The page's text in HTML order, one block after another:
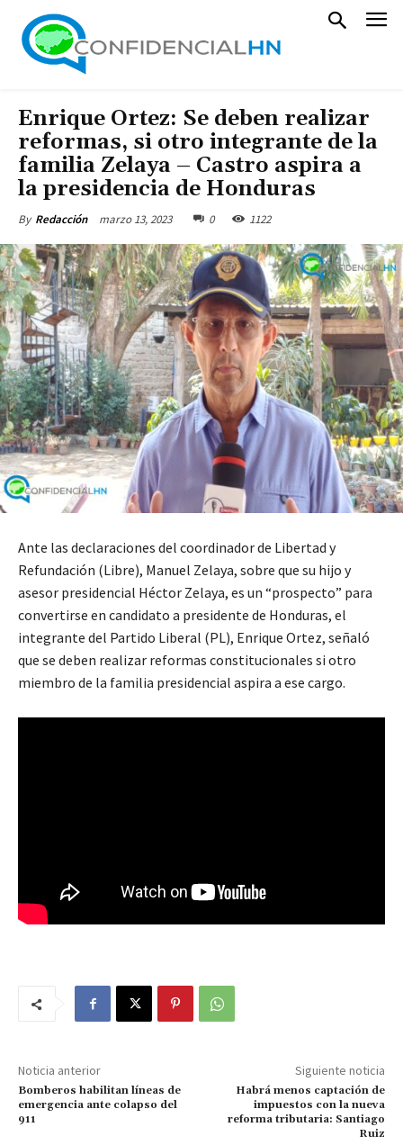
Enrique Ortez: Se deben realizar
reformas, si otro integrante de la
familia Zelaya – Castro aspira a
la presidencia de Honduras
By Redacción marzo 13, 2023 0 1122
Ante las declaraciones del coordinador de Libertad y
Refundación (Libre), Manuel Zelaya, sobre que su hijo y
asesor presidencial Héctor Zelaya, es un “prospecto” para
convertirse en candidato a presidente de Honduras, el
integrante del Partido Liberal (PL), Enrique Ortez, señaló
que se deben realizar reformas constitucionales si otro
miembro de la familia presidencial aspira a ese cargo.
Noticia anterior
Bomberos habilitan líneas de
emergencia ante colapso del
911
Siguiente noticia
Habrá menos captación de
impuestos con la nueva
reforma tributaria: Santiago
Ruiz